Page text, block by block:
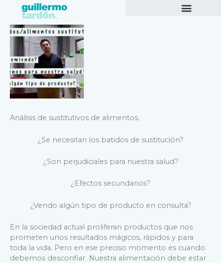
contenido
Análisis de sustitutivos de alimentos.
¿Se necesitan los batidos de sustitución?
¿Son perjudiciales para nuestra salud?
¿Efectos secundarios?
¿Vendo algún tipo de producto en consulta?
En la sociedad actual proliferan productos que nos
prometen unos resultados mágicos, rápidos y para
toda la vida. Pero en ese preciso momento es cuando
debemos desconfiar. Nuestra alimentación debe estar